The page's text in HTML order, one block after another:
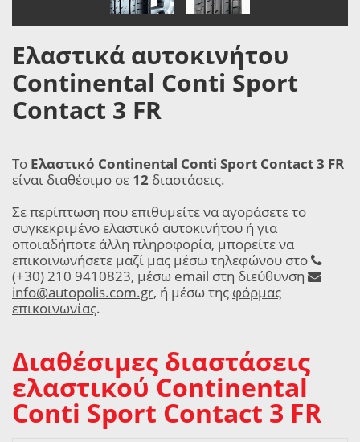
Ελαστικά αυτοκινήτου
Continental Conti Sport
Contact 3 FR
Το Ελαστικό Continental Conti Sport Contact 3 FR
είναι διαθέσιμο σε 12 διαστάσεις.
Σε περίπτωση που επιθυμείτε να αγοράσετε το
συγκεκριμένο ελαστικό αυτοκινήτου ή για
οποιαδήποτε άλλη πληροφορία, μπορείτε να
επικοινωνήσετε μαζί μας μέσω τηλεφώνου στο
(+30) 210 9410823, μέσω email στη διεύθυνση
info@autopolis.com.gr, ή μέσω της φόρμας
επικοινωνίας.
Διαθέσιμες διαστάσεις
ελαστικού Continental
Conti Sport Contact 3 FR